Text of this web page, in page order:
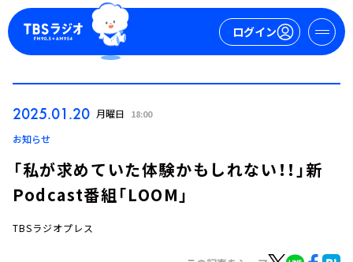
ログイン
2025.01.20 月曜日 18:00
お知らせ
「私が求めていた体験かもしれない！！」新
Podcast番組「LOOM」
TBSラジオプレス